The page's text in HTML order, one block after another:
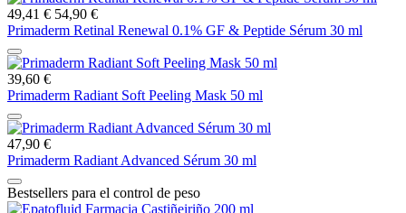
49,41 € 54,90 €
Primaderm Retinal Renewal 0.1% GF & Peptide Sérum 30 ml
39,60 €
Primaderm Radiant Soft Peeling Mask 50 ml
47,90 €
Primaderm Radiant Advanced Sérum 30 ml
Bestsellers para el control de peso